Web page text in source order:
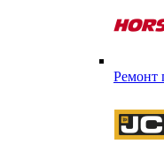
Ремонт